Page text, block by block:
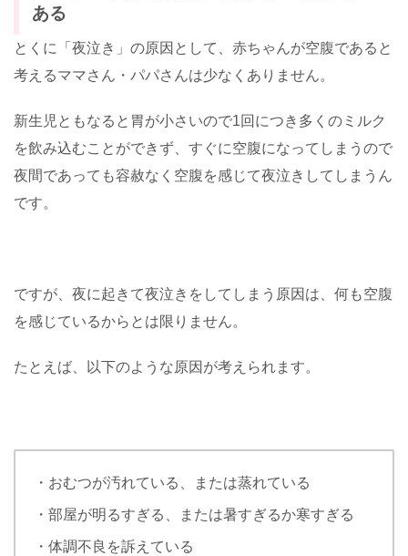
ある
とくに「夜泣き」の原因として、赤ちゃんが空腹であると
考えるママさん・パパさんは少なくありません。
新生児ともなると胃が小さいので1回につき多くのミルク
を飲み込むことができず、すぐに空腹になってしまうので
夜間であっても容赦なく空腹を感じて夜泣きしてしまうん
です。
ですが、夜に起きて夜泣きをしてしまう原因は、何も空腹
を感じているからとは限りません。
たとえば、以下のような原因が考えられます。
・おむつが汚れている、または蒸れている
・部屋が明るすぎる、または暑すぎるか寒すぎる
・体調不良を訴えている